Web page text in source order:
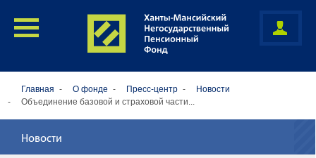
Главная О фонде Пресс-центр
Новости
Объединение базовой и страховой части...
Новости